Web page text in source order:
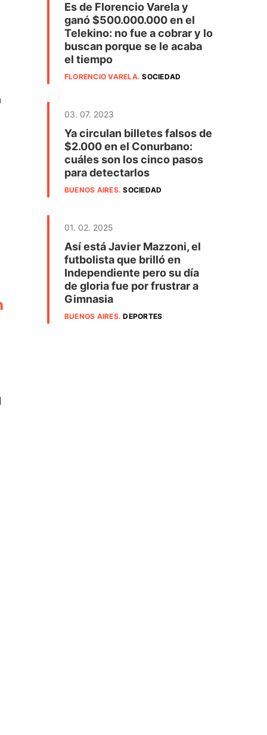
Es de Florencio Varela y
ganó $500.000.000 en el
Telekino: no fue a cobrar y lo
buscan porque se le acaba
el tiempo
FLORENCIO VARELA.SOCIEDAD
03. 07. 2023
Ya circulan billetes falsos de
$2.000 en el Conurbano:
cuáles son los cinco pasos
para detectarlos
BUENOS AIRES.SOCIEDAD
01. 02. 2025
Así está Javier Mazzoni, el
futbolista que brilló en
Independiente pero su día
de gloria fue por frustrar a
Gimnasia
BUENOS AIRES.DEPORTES